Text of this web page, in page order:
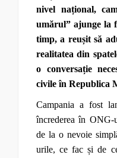
nivel național,
umărul” ajunge la
timp, a reușit să
realitatea din
o conversație
civile în Republica
Campania a fost
încrederea în ONG-
de la o nevoie
urile, ce fac și de